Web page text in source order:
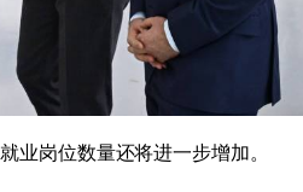
业岗位数量还将进一步增加。